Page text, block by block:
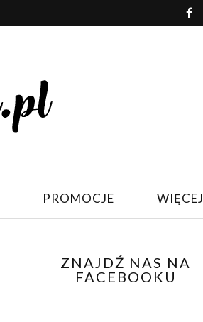
PROMOCJE WIĘCEJ
ZNAJDŹ NAS NA
FACEBOOKU